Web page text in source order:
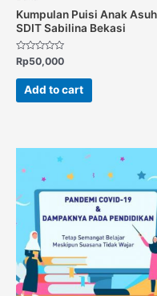
Kumpulan Puisi Anak Asuh
SDIT Sabilina Bekasi
Rated
0
out
Rp50,000
Add to cart